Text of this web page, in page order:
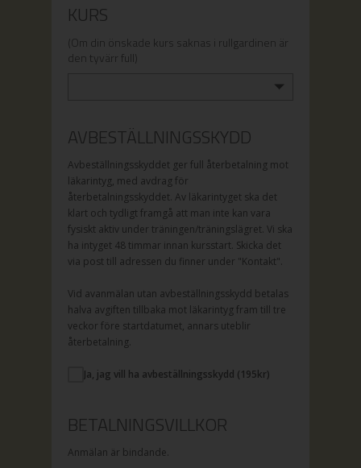
KURS
(Om din önskade kurs saknas i rullgardinen är
den tyvärr full)
AVBESTÄLLNINGSSKYDD
Avbeställningsskyddet ger full återbetalning mot
läkarintyg, med avdrag för
återbetalningsskyddet. Av läkarintyget ska det
klart och tydligt framgå att man inte kan vara
fysiskt aktiv under träningen/träningslägret. Vi ska
ha intyget 48 timmar innan kursstart. Skicka det
via post till adressen du finner under "Kontakt".
Vid avanmälan utan avbeställningsskydd betalas
halva avgiften tillbaka mot läkarintyg fram till tre
veckor före startdatumet, annars uteblir
återbetalning.
Ja, jag vill ha avbeställningsskydd (195kr)
BETALNINGSVILLKOR
Anmälan är bindande.